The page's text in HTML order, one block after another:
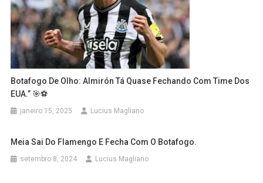
Botafogo De Olho: Almirón Tá Quase Fechando Com Time Dos
EUA.” 🎯⚽
janeiro 15, 2025 Lucius Magliano
Meia Sai Do Flamengo E Fecha Com O Botafogo.
setembro 8, 2024 Lucius Magliano